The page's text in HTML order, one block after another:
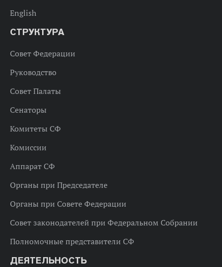
English
СТРУКТУРА
Совет Федерации
Руководство
Совет Палаты
Сенаторы
Комитеты СФ
Комиссии
Аппарат СФ
Органы при Председателе
Органы при Совете Федерации
Совет законодателей при Федеральном Собрании
Полномочные представители СФ
ДЕЯТЕЛЬНОСТЬ